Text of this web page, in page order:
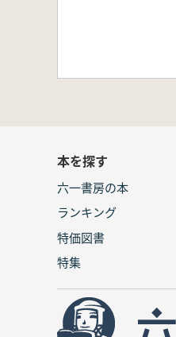
本を探す
六一書房の本
ランキング
特価図書
特集